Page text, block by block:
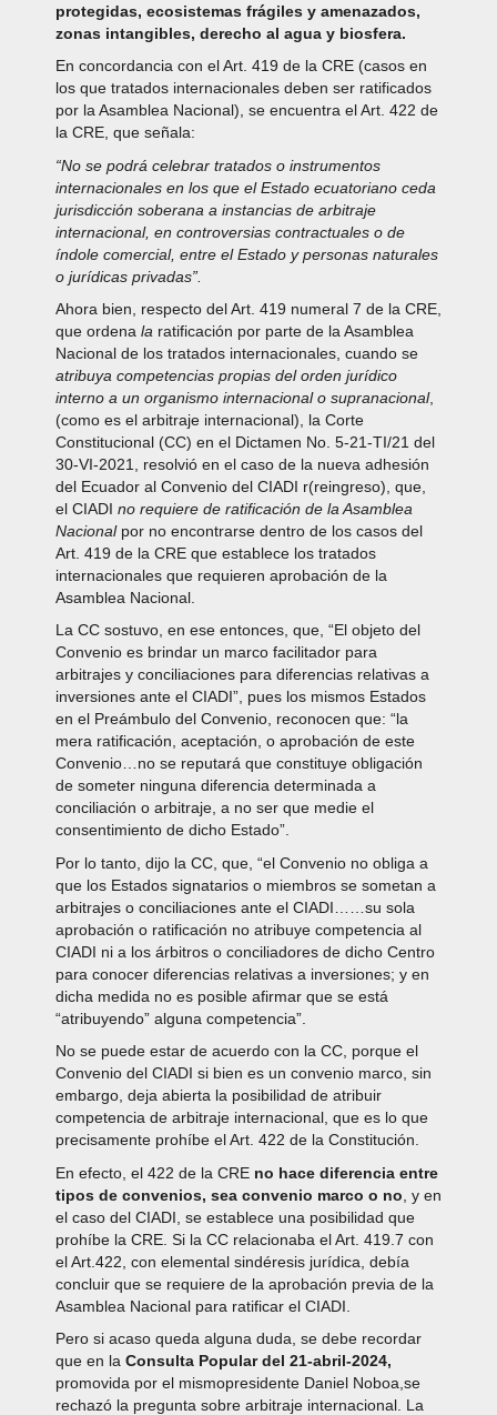
protegidas, ecosistemas frágiles y amenazados,
zonas intangibles, derecho al agua y biosfera.
En concordancia con el Art. 419 de la CRE (casos en
los que tratados internacionales deben ser ratificados
por la Asamblea Nacional), se encuentra el Art. 422 de
la CRE, que señala:
“No se podrá celebrar tratados o instrumentos
internacionales en los que el Estado ecuatoriano ceda
jurisdicción soberana a instancias de arbitraje
internacional, en controversias contractuales o de
índole comercial, entre el Estado y personas naturales
o jurídicas privadas”.
Ahora bien, respecto del Art. 419 numeral 7 de la CRE,
que ordena la ratificación por parte de la Asamblea
Nacional de los tratados internacionales, cuando se
atribuya competencias propias del orden jurídico
interno a un organismo internacional o supranacional,
(como es el arbitraje internacional), la Corte
Constitucional (CC) en el Dictamen No. 5-21-TI/21 del
30-VI-2021, resolvió en el caso de la nueva adhesión
del Ecuador al Convenio del CIADI r(reingreso), que,
el CIADI no requiere de ratificación de la Asamblea
Nacionalpor no encontrarse dentro de los casos del
Art. 419 de la CRE que establece los tratados
internacionales que requieren aprobación de la
Asamblea Nacional.
La CC sostuvo, en ese entonces, que, “El objeto del
Convenio es brindar un marco facilitador para
arbitrajes y conciliaciones para diferencias relativas a
inversiones ante el CIADI”, pues los mismos Estados
en el Preámbulo del Convenio, reconocen que: “la
mera ratificación, aceptación, o aprobación de este
Convenio…no se reputará que constituye obligación
de someter ninguna diferencia determinada a
conciliación o arbitraje, a no ser que medie el
consentimiento de dicho Estado”.
Por lo tanto, dijo la CC, que, “el Convenio no obliga a
que los Estados signatarios o miembros se sometan a
arbitrajes o conciliaciones ante el CIADI……su sola
aprobación o ratificación no atribuye competencia al
CIADI ni a los árbitros o conciliadores de dicho Centro
para conocer diferencias relativas a inversiones; y en
dicha medida no es posible afirmar que se está
“atribuyendo” alguna competencia”.
No se puede estar de acuerdo con la CC, porque el
Convenio del CIADI si bien es un convenio marco, sin
embargo, deja abierta la posibilidad de atribuir
competencia de arbitraje internacional, que es lo que
precisamente prohíbe el Art. 422 de la Constitución.
En efecto, el 422 de la CRE no hace diferencia entre
tipos de convenios, sea convenio marco o no , y en
el caso del CIADI, se establece una posibilidad que
prohíbe la CRE. Si la CC relacionaba el Art. 419.7 con
el Art.422, con elemental sindéresis jurídica, debía
concluir que se requiere de la aprobación previa de la
Asamblea Nacional para ratificar el CIADI.
Pero si acaso queda alguna duda, se debe recordar
que en la Consulta Popular del 21-abril-2024,
promovida por el mismopresidente Daniel Noboa,se
rechazó la pregunta sobre arbitraje internacional. La